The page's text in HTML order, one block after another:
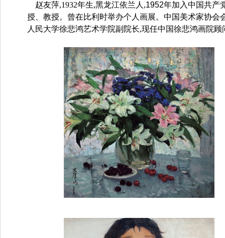
赵友萍,1932年生,黑龙江依兰人,1952年加入中国共产
授、教授。曾在比利时举办个人画展。中国美术家协会
人民大学徐悲鸿艺术学院副院长,现任中国徐悲鸿画院